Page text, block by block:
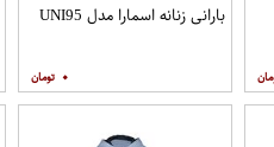
بارانی زنانه اسمارا مدل UNI95
۰